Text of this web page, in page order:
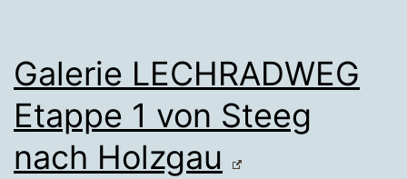
Galerie LECHRADWEG
Etappe 1 von Steeg
nach Holzgau